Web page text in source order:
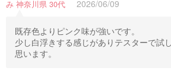
み 神奈川県 30代 2026/06/09
既存色よりピンク味が強いです。
少し白浮きする感じがありテスターで試
思います。